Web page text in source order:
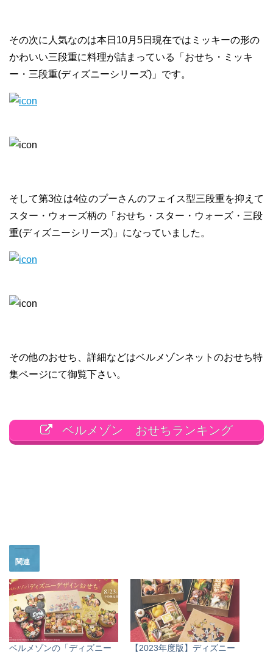
その次に人気なのは本日10月5日現在ではミッキーの形の
かわいい三段重に料理が詰まっている「おせち・ミッキ
ー・三段重(ディズニーシリーズ)」です。
そして第3位は4位のプーさんのフェイス型三段重を抑えて
スター・ウォーズ柄の「おせち・スター・ウォーズ・三段
重(ディズニーシリーズ)」になっていました。
その他のおせち、詳細などはベルメゾンネットのおせち特
集ページにて御覧下さい。
ベルメゾン おせちランキング
関連
ベルメゾンの「ディズニー
【2023年度版】ディズニー